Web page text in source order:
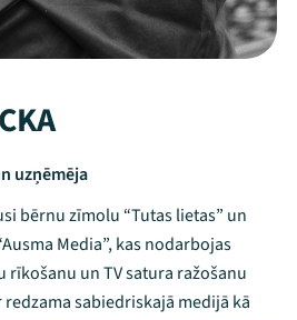
uzņēmēja
bērnu zīmolu “Tutas lietas” un
Media”, kas nodarbojas
un TV satura ražošanu
sabiedriskajā medijā kā